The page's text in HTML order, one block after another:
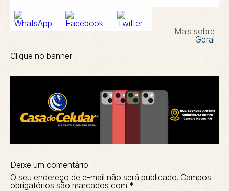
Mais sobre
Geral
Clique no banner
Deixe um comentário
O seu endereço de e-mail não será publicado. Campos
obrigatórios são marcados com *